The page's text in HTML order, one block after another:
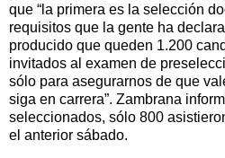
que “la primera es la selección
requisitos que la gente ha
producido que queden 1.200
invitados al examen de
sólo para asegurarnos de que
siga en carrera”. Zambrana
seleccionados, sólo 800
el anterior sábado.